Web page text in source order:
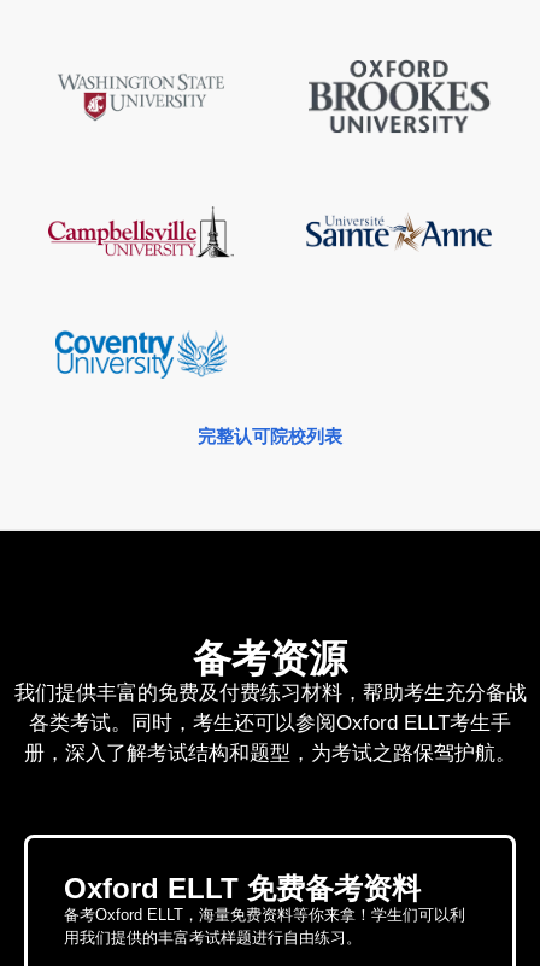
完整认可院校列表
备考资源
我们提供丰富的免费及付费练习材料，帮助考生充分备战
各类考试。同时，考生还可以参阅Oxford ELLT考生手
册，深入了解考试结构和题型，为考试之路保驾护航。
Oxford ELLT 免费备考资料
备考Oxford ELLT，海量免费资料等你来拿！学生们可以利
用我们提供的丰富考试样题进行自由练习。